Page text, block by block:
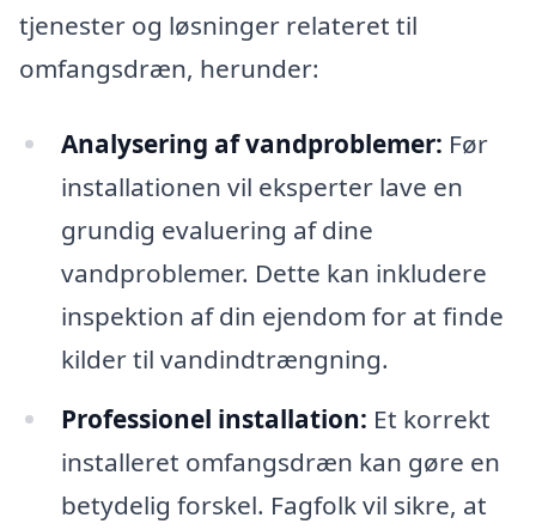
tjenester og løsninger relateret til
omfangsdræn, herunder:
Analysering af vandproblemer: Før
installationen vil eksperter lave en
grundig evaluering af dine
vandproblemer. Dette kan inkludere
inspektion af din ejendom for at finde
kilder til vandindtrængning.
Professionel installation: Et korrekt
installeret omfangsdræn kan gøre en
betydelig forskel. Fagfolk vil sikre, at